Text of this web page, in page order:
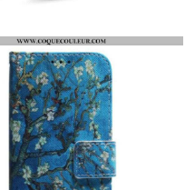
COQUE SAMSUNG GALAXY M21 TEXTURE TISSU KSQ